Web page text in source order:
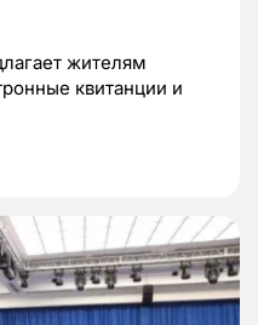
жителям
квитанции и